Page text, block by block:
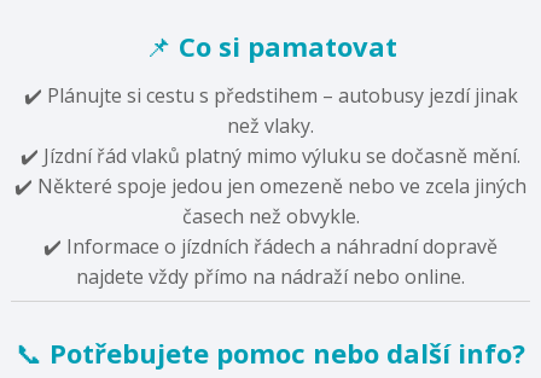
📌 Co si pamatovat
✔️ Plánujte si cestu s předstihem – autobusy jezdí jinak
než vlaky.
✔️ Jízdní řád vlaků platný mimo výluku se dočasně mění.
✔️ Některé spoje jedou jen omezeně nebo ve zcela jiných
časech než obvykle.
✔️ Informace o jízdních řádech a náhradní dopravě
najdete vždy přímo na nádraží nebo online.
📞 Potřebujete pomoc nebo další info?